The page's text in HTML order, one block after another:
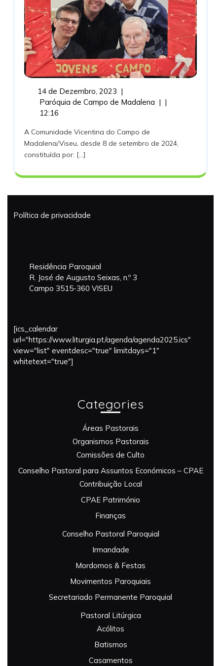
14 de Dezembro, 202314
de
|
Paróquia de Campo de MadalenaCOMUNIDADE
| |
12:16
A Comunidade Vicentina do Campo de
Madalena/Viseu, desde 8 de setembro de 2024,
constituída por: [...]
Política de privacidade
Residência Paroquial
R. José de Augusto Seixas, n.º 3
Campo 3515-360 VISEU
[ics_calendar
url="https://www.liturgia.pt/agenda/agenda2025.ics"
view="list" eventdesc="true" limitdays="1"
whitetext="true"]
Categories
Áreas Pastorais
Organismos Pastorais
Comissões de Culto
Conselho Pastoral para Assuntos Económicos – CPAE
Contribuição Local
CPAE Património
Finanças
Conselho Pastoral Paroquial
Irmandade
Mordomos & Festas
Movimentos Paroquiais
Secretariado Permanente Paroquial
Pastoral Litúrgica
Acólitos
Batismos
Casamentos